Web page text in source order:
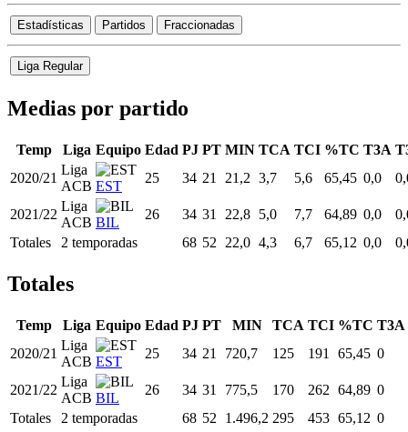
Estadísticas Partidos Fraccionadas
Liga Regular
Medias por partido
Temp Liga Equipo Edad PJ PT MIN TCA TCI %TC T3A
2020/21
Liga
ACB EST
25 34 21 21,2 3,7 5,6 65,45 0,0
2021/22
Liga
ACB BIL
26 34 31 22,8 5,0 7,7 64,89 0,0
Totales
2 temporadas 68 52 22,0 4,3 6,7 65,12 0,0
Totales
Temp Liga Equipo Edad PJ PT MIN TCA TCI %TC T3A
2020/21
Liga
ACB EST
25 34 21 720,7 125 191 65,45 0
2021/22
Liga
ACB BIL
26 34 31 775,5 170 262 64,89 0
Totales
2 temporadas 68 52 1.496,2 295 453 65,12 0